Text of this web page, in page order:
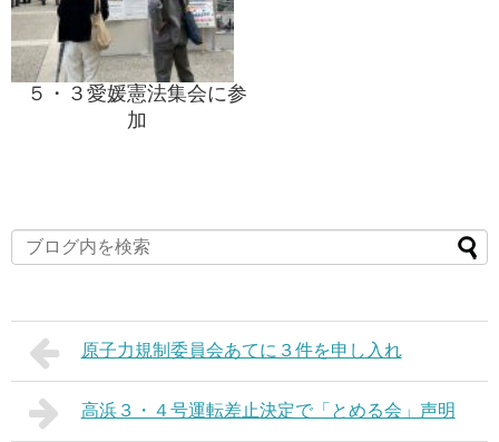
５・３愛媛憲法集会に参
加
原子力規制委員会あてに３件を申し入れ
高浜３・４号運転差止決定で「とめる会」声明